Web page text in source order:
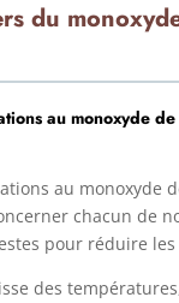
du
au monoxyde de
au monoxyde
chacun de
pour réduire
des